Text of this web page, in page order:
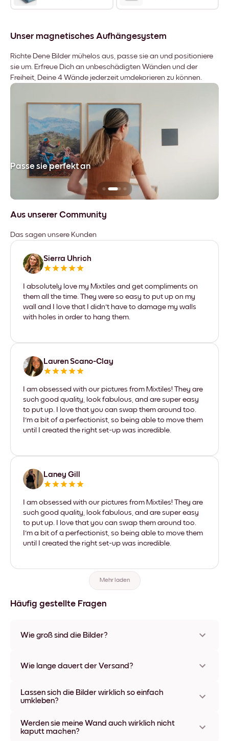
Unser magnetisches Aufhängesystem
Richte Dene Bilder mühelos aus, passe sie an und positioniere
sie um. Erfreue Dich an unbeschädigten Wänden und der
Freiheit, Deine 4 Wände jederzeit umdekorieren zu können.
Passe sie perfekt an
Aus unserer Community
Das sagen unsere Kunden
Sierra Uhrich
I absolutely love my Mixtiles and get compliments on
them all the time. They were so easy to put up on my
wall and I love that I didn't have to damage my walls
with holes in order to hang them.
Lauren Scano-Clay
I am obsessed with our pictures from Mixtiles! They are
such good quality, look fabulous, and are super easy
to put up. I love that you can swap them around too.
I'm a bit of a perfectionist, so being able to move them
until I created the right set-up was incredible.
Laney Gill
I am obsessed with our pictures from Mixtiles! They are
such good quality, look fabulous, and are super easy
to put up. I love that you can swap them around too.
I'm a bit of a perfectionist, so being able to move them
until I created the right set-up was incredible.
Mehr laden
Häufig gestellte Fragen
Wie groß sind die Bilder?
Unsere einzigartigen Hauptbilder sind 56x112 cm groß.
Wie lange dauert der Versand?
Ländern bieten wir auch Expressversand an. Den Trackinglink
bekommst Du nach Bestellaufgabe zugeschickt.
Lassen sich die Bilder wirklich so einfach
umkleben?
umpositionieren zu lassen, ohne die Wände dabei zu
beschädigen.
Werden sie meine Wand auch wirklich nicht
kaputt machen?